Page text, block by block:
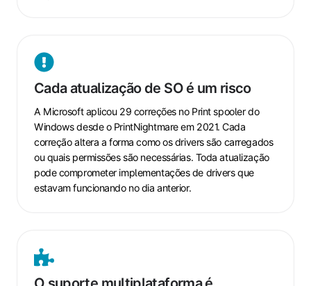
Cada atualização de SO é um risco
A Microsoft aplicou 29 correções no Print spooler do
Windows desde o PrintNightmare em 2021. Cada
correção altera a forma como os drivers são carregados
ou quais permissões são necessárias. Toda atualização
pode comprometer implementações de drivers que
estavam funcionando no dia anterior.
Cada
de
SO
é
um
risco
O